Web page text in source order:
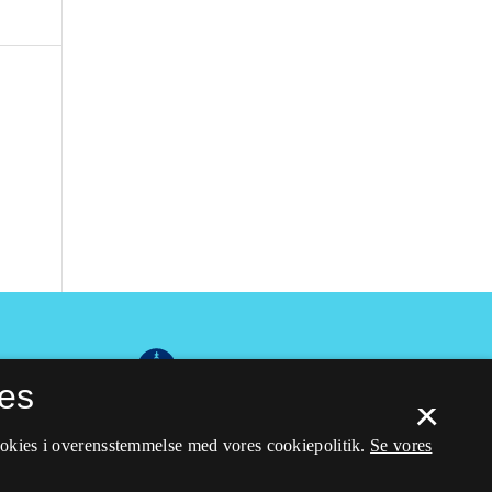
×
i overensstemmelse med vores cookiepolitik. Se vores